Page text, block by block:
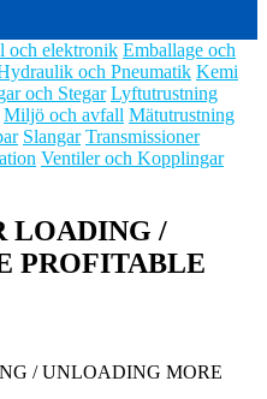
och elektronik Emballage och
och Pneumatik Kemi
och Stegar Lyftutrustning
Miljö och avfall Mätutrustning
Slangar Transmissioner
Ventiler och Kopplingar
LOADING /
PROFITABLE